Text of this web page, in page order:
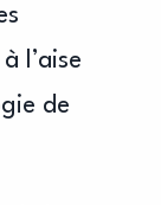
l’aise
de